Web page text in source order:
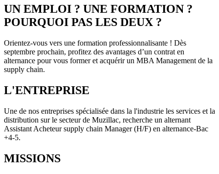
UN EMPLOI ? UNE FORMATION ?
POURQUOI PAS LES DEUX ?
Orientez-vous vers une formation professionnalisante ! Dès
septembre prochain, profitez des avantages d’un contrat en
alternance pour vous former et acquérir un MBA Management de la
supply chain.
L'ENTREPRISE
Une de nos entreprises spécialisée dans la l'industrie les services et la
distribution sur le secteur de Muzillac, recherche un alternant
Assistant Acheteur supply chain Manager (H/F) en alternance-Bac
+4-5.
MISSIONS